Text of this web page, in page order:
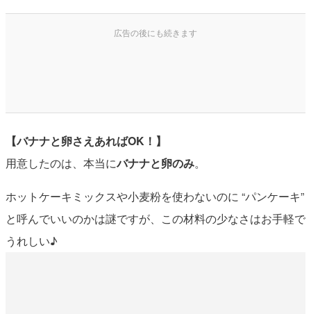
【バナナと卵さえあればOK！】
用意したのは、本当にバナナと卵のみ。
ホットケーキミックスや小麦粉を使わないのに “パンケーキ”
と呼んでいいのかは謎ですが、この材料の少なさはお手軽で
うれしい♪